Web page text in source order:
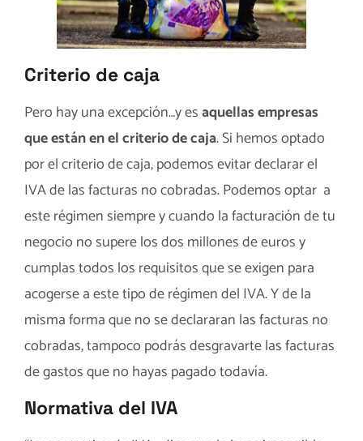
Criterio de caja
Pero hay una excepción…y esaquellas empresas
que están en el criterio de caja. Si hemos optado
por el criterio de caja, podemos evitar declarar el
IVA de las facturas no cobradas. Podemos optar a
este régimen siempre y cuando la facturación de tu
negocio no supere los dos millones de euros y
cumplas todos los requisitos que se exigen para
acogerse a este tipo de régimen del IVA. Y de la
misma forma que no se declararan las facturas no
cobradas, tampoco podrás desgravarte las facturas
de gastos que no hayas pagado todavía.
Normativa del IVA